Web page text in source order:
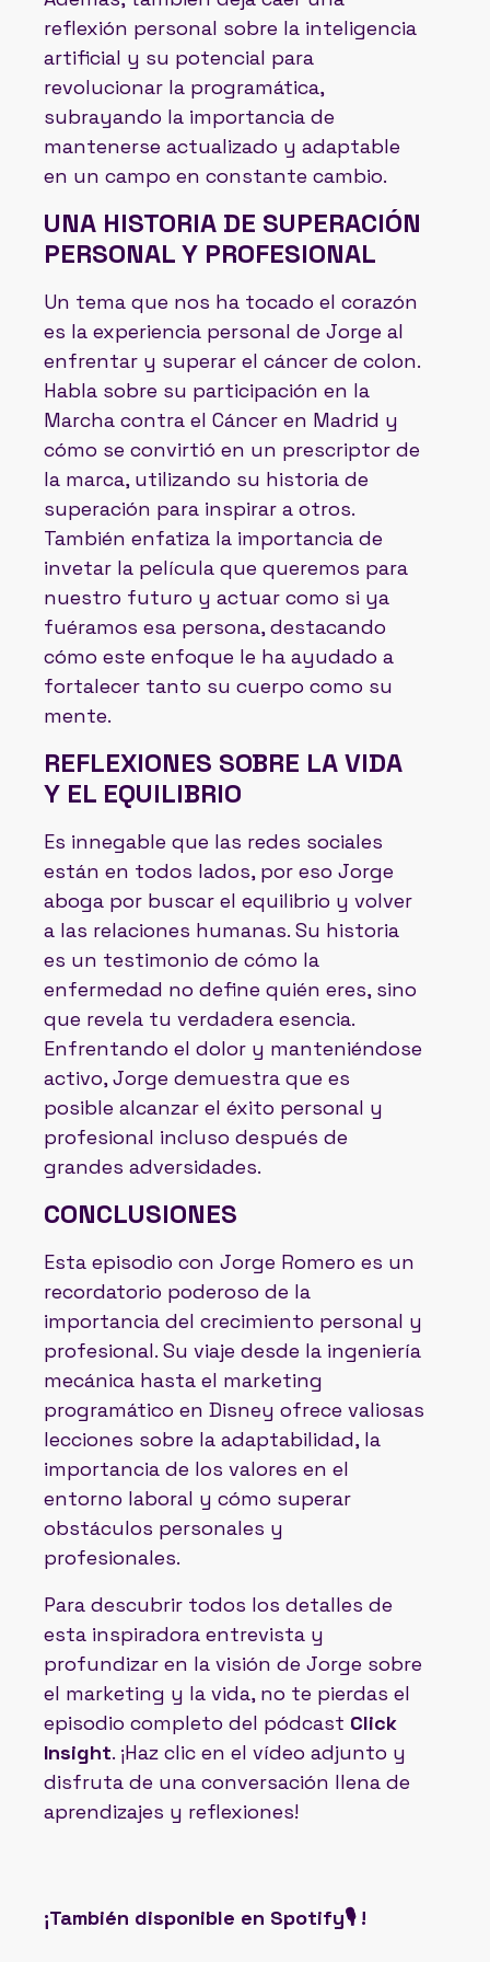
reflexión personal sobre la inteligencia
artificial y su potencial para
revolucionar la programática,
subrayando la importancia de
mantenerse actualizado y adaptable
en un campo en constante cambio.
UNA HISTORIA DE SUPERACIÓN
PERSONAL Y PROFESIONAL
Un tema que nos ha tocado el corazón
es la experiencia personal de Jorge al
enfrentar y superar el cáncer de colon.
Habla sobre su participación en la
Marcha contra el Cáncer en Madrid y
cómo se convirtió en un prescriptor de
la marca, utilizando su historia de
superación para inspirar a otros.
También enfatiza la importancia de
invetar la película que queremos para
nuestro futuro y actuar como si ya
fuéramos esa persona, destacando
cómo este enfoque le ha ayudado a
fortalecer tanto su cuerpo como su
mente.
REFLEXIONES SOBRE LA VIDA
Y EL EQUILIBRIO
Es innegable que las redes sociales
están en todos lados, por eso Jorge
aboga por buscar el equilibrio y volver
a las relaciones humanas. Su historia
es un testimonio de cómo la
enfermedad no define quién eres, sino
que revela tu verdadera esencia.
Enfrentando el dolor y manteniéndose
activo, Jorge demuestra que es
posible alcanzar el éxito personal y
profesional incluso después de
grandes adversidades.
CONCLUSIONES
Esta episodio con Jorge Romero es un
recordatorio poderoso de la
importancia del crecimiento personal y
profesional. Su viaje desde la ingeniería
mecánica hasta el marketing
programático en Disney ofrece valiosas
lecciones sobre la adaptabilidad, la
importancia de los valores en el
entorno laboral y cómo superar
obstáculos personales y
profesionales.
Para descubrir todos los detalles de
esta inspiradora entrevista y
profundizar en la visión de Jorge sobre
el marketing y la vida, no te pierdas el
episodio completo del pódcast Click
Insight. ¡Haz clic en el vídeo adjunto y
disfruta de una conversación llena de
aprendizajes y reflexiones!
¡También disponible en Spotify🎙️ !